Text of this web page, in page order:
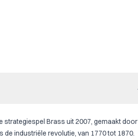
Brass uit 2007, gemaakt door
de industriële revolutie, van 1770 tot 1870.